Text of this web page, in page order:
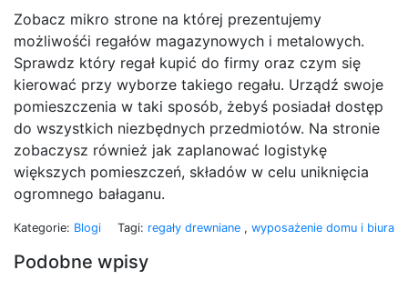
Zobacz mikro strone na której prezentujemy
możliwośći regałów magazynowych i metalowych.
Sprawdz który regał kupić do firmy oraz czym się
kierować przy wyborze takiego regału. Urządź swoje
pomieszczenia w taki sposób, żebyś posiadał dostęp
do wszystkich niezbędnych przedmiotów. Na stronie
zobaczysz również jak zaplanować logistykę
większych pomieszczeń, składów w celu uniknięcia
ogromnego bałaganu.
Kategorie: Blogi Tagi: regały drewniane , wyposażenie domu i biura
Podobne wpisy